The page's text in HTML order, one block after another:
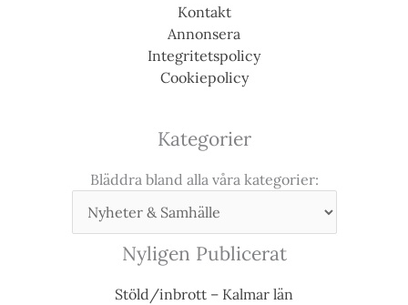
Kontakt
Annonsera
Integritetspolicy
Cookiepolicy
Kategorier
Bläddra bland alla våra kategorier:
Nyligen Publicerat
Stöld/inbrott – Kalmar län